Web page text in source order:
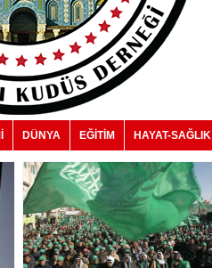
DÜNYA EĞİTİM HAYAT-SAĞLIK